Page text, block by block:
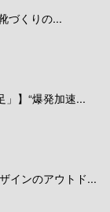
づくりの...
」】“爆発加速...
インのアウトド...